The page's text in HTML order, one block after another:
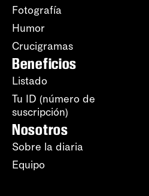
Fotografía
Humor
Crucigramas
Beneficios
Listado
Tu ID (número de
suscripción)
Nosotros
Sobre la diaria
Equipo